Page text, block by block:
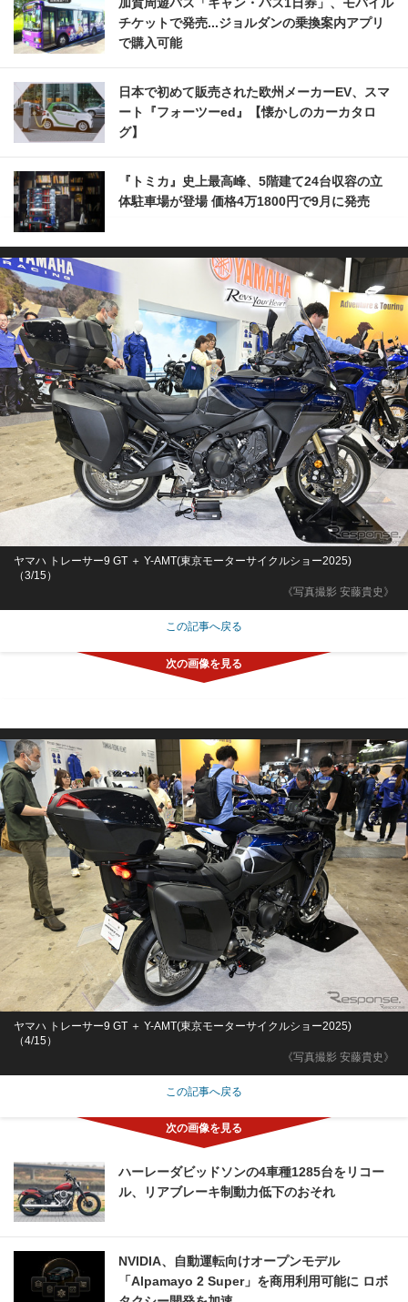
加賀周遊バス「キャン・バス1日券」、モバイル
チケットで発売...ジョルダンの乗換案内アプリ
で購入可能
日本で初めて販売された欧州メーカーEV、スマ
ート『フォーツーed』【懐かしのカーカタロ
グ】
『トミカ』史上最高峰、5階建て24台収容の立
体駐車場が登場 価格4万1800円で9月に発売
《写真撮影 安藤貴史》
ヤマハ トレーサー9 GT ＋ Y-AMT(東京モーターサイクルショー2025)
（3/15）
この記事へ戻る
《写真撮影 安藤貴史》
ヤマハ トレーサー9 GT ＋ Y-AMT(東京モーターサイクルショー2025)
（4/15）
この記事へ戻る
ハーレーダビッドソンの4車種1285台をリコー
ル、リアブレーキ制動力低下のおそれ
NVIDIA、自動運転向けオープンモデル
「Alpamayo 2 Super」を商用利用可能に ロボ